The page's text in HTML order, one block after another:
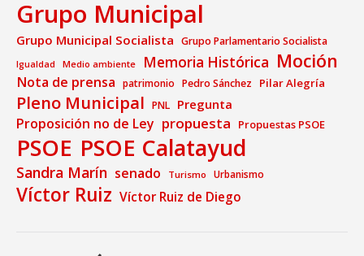
Grupo Municipal
Grupo Municipal Socialista Grupo Parlamentario Socialista
Igualdad Medio ambiente Memoria Histórica Moción
Nota de prensa patrimonio Pedro Sánchez Pilar Alegría
Pleno Municipal PNL Pregunta
Proposición no de Ley propuesta Propuestas PSOE
PSOE PSOE Calatayud
Sandra Marín senado Turismo Urbanismo
Víctor Ruiz Víctor Ruiz de Diego